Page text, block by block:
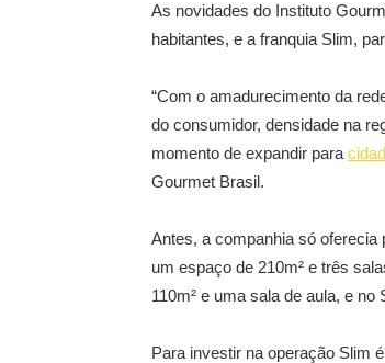
As novidades do Instituto
habitantes, e a franquia Slim,
“Com o amadurecimento da
do consumidor, densidade na
momento de expandir para
Gourmet Brasil.
Antes, a companhia só
um espaço de 210m² e três
110m² e uma sala de aula, e
Para investir na operação Slim